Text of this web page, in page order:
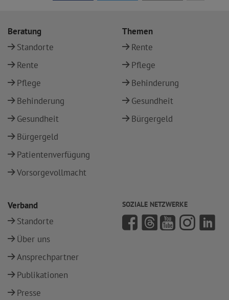
Beratung
Standorte
Rente
Pflege
Behinderung
Gesundheit
Bürgergeld
Patientenverfügung
Vorsorgevollmacht
Themen
Rente
Pflege
Behinderung
Gesundheit
Bürgergeld
Verband
Standorte
Über uns
Ansprechpartner
Publikationen
Presse
SOZIALE NETZWERKE